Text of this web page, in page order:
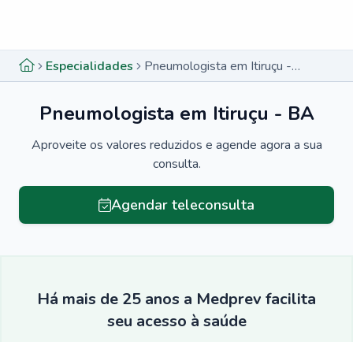
Especialidades Pneumologista em Itiruçu - BA
Pneumologista em Itiruçu - BA
Aproveite os valores reduzidos e agende agora a sua
consulta.
Agendar teleconsulta
Há mais de 25 anos a Medprev facilita
seu acesso à saúde